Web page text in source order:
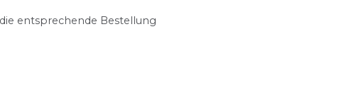
entsprechende Bestellung